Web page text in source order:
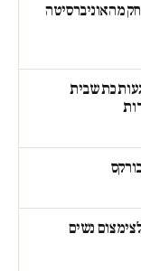
מהאוניברסיטה
כת שבית
נשים